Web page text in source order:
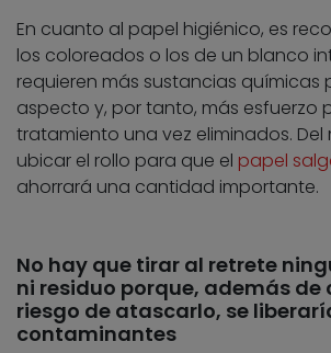
En cuanto al papel higiénico, es
los coloreados o los de un blanco
requieren más sustancias químicas
aspecto y, por tanto, más esfuerzo
tratamiento una vez eliminados. Del
ubicar el rollo para que el papel
ahorrará una cantidad importante.
No hay que tirar al retrete
ni residuo porque, además de
riesgo de atascarlo, se
contaminantes